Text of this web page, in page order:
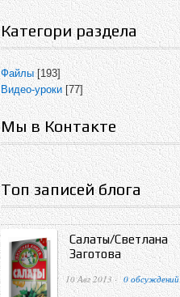
Категори раздела
Файлы [193]
Видео-уроки [77]
Мы в Контакте
Топ записей блога
Салаты/Светлана
Заготова
10 Авг 2013 · 0 обсуждений